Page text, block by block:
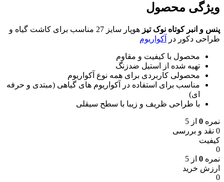
ویژگی محصول
پنس و انبر کوتاه نوک تیز
هوپار سایز 27 مناسب برای کاشت گیاه و
طراحی دکور در
آکواریوم
محصول با کیفیت و مقاوم
تهیه شده از استیل ضدزنگ
محصولی کاربردی برای همه نوع آکواریوم
مناسب برای استفاده در آکواریوم های گیاهی (مبتدی و حرفه
ای)
با طراحی ظریف و زیبا با سطح سیقلی
نمره 0 از 5
0 نقد و بررسی
کیفیت
0
نمره 0 از 5
ارزش خرید
0